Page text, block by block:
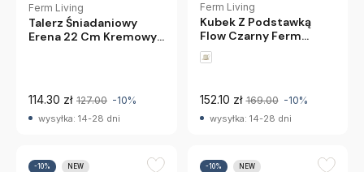
Ferm Living
Talerz Śniadaniowy
Erena 22 Cm Kremowy
114.30 zł 127.00 -10%
wysyłka: 14-28 dni
Ferm Living
Kubek Z Podstawką
Flow Czarny Ferm
Living
152.10 zł 169.00 -10%
wysyłka: 14-28 dni
-10% NEW -10% NEW